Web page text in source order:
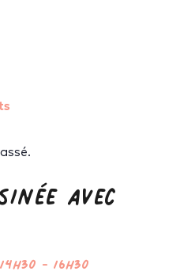
avec
14h30 - 16h30